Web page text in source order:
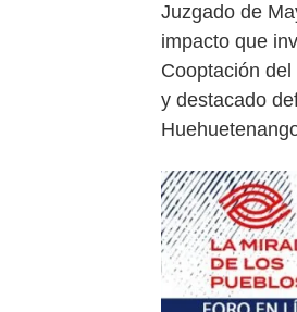
Juzgado de
impacto que
Cooptación
y destacado